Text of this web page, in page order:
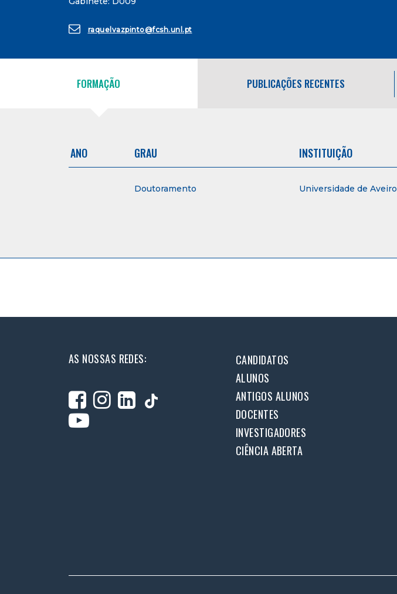
raquelvazpinto@fcsh.unl.pt
FORMAÇÃO PUBLICAÇÕES RECENTES
ANO GRAU INSTITUIÇÃO
Doutoramento Universidade de Aveiro
AS NOSSAS REDES: CANDIDATOS
ALUNOS
ANTIGOS ALUNOS
DOCENTES
INVESTIGADORES
CIÊNCIA ABERTA